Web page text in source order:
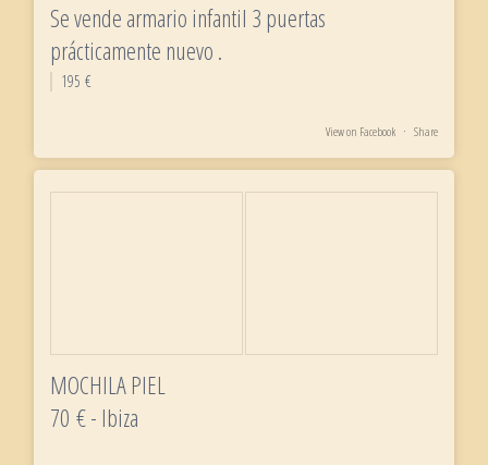
Se vende armario infantil 3 puertas
prácticamente nuevo .
195 €
View on Facebook · Share
MOCHILA PIEL
70 € - Ibiza